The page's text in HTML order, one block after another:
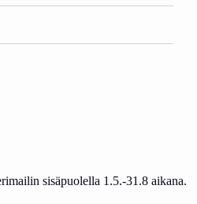
sisäpuolella 1.5.-31.8 aikana.